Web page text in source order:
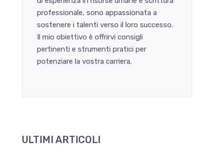
professionale, sono appassionata a
sostenere i talenti verso il loro successo.
Il mio obiettivo è offrirvi consigli
pertinenti e strumenti pratici per
potenziare la vostra carriera.
ULTIMI ARTICOLI